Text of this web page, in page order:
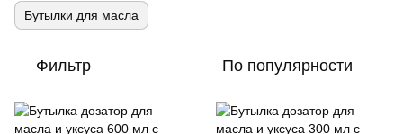
Бутылки для масла
Фильтр По популярности